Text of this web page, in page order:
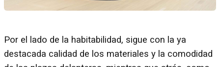
Por el lado de la habitabilidad, sigue con la ya
destacada calidad de los materiales y la comodidad